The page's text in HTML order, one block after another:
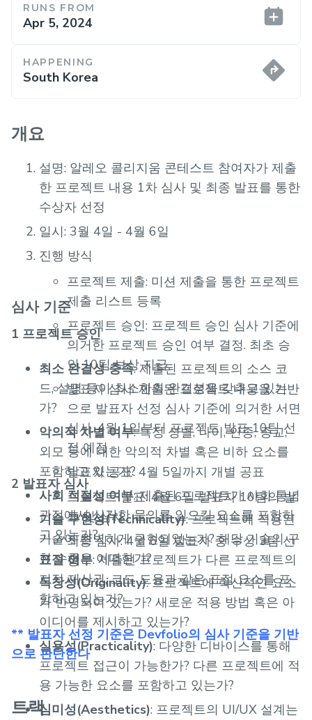
RUNS FROM
Apr 5, 2024
HAPPENING
South Korea
개요
설명: 알레오 콜리지움 콘테스트 참여자가 제출
한 프로젝트 내용 1차 심사 및 최종 발표를 통한
수상자 선정
일시: 3월 4일 - 4월 6일
진행 방식
프로젝트 제출: 미션 제출을 통한 프로젝트
제출 리스트 등록
프로젝트 승인: 프로젝트 승인 심사 기준에
의거한 프로젝트 승인 여부 결정. 최초 승
인 10팀 보상 지급
발표자 심사: 제출된 프로젝트 내용을 기반
으로 발표자 선정 심사 기준에 의거한 서면
심사. 4월 1일부터 프로젝트 발표 10팀 선
정 예정
발표자 공표: 4월 5일까지 개별 공표
프로젝트 발표: 4월 6일 발표자 10팀의 발
표 및 심사
최종 심사: 4월 6일 발표자 중 수상 3팀 선
정
심사 기준
1 프로젝트 승인
최소 완결성 충족: 제출된 프로젝트의 소스 코
드, 설명 등이 최소한의 완결성을 갖추고 있는
가?
악의적 차별 여부: 특정 성별, 나이, 인종, 종교,
외모 등에 대한 악의적 차별 혹은 비하 요소를
포함하고 있는가?
사회 적절성 여부: 제출된 프로젝트가 사회 통념
관점에서 심각한 물의를 일으킬 요소를 포함하
고 있는가?
표절 여부: 제출된 프로젝트가 다른 프로젝트의
지적 재산권, 코드 도용과 같은 표절 요소를 포
함하고 있는가?
2 발표자 심사
기술 구현성(Technicality): 프로젝트에 적용된
기술이 완벽하게 구현되었는가? 해당 기술의 구
현 수준은 어떠한가?
독창성(Originality): 프로젝트에 혁신적인 요소
가 반영되어 있는가? 새로운 적용 방법 혹은 아
이디어를 제시하고 있는가?
실용성(Practicality): 다양한 디바이스를 통해
프로젝트 접근이 가능한가? 다른 프로젝트에 적
용 가능한 요소를 포함하고 있는가?
심미성(Aesthetics): 프로젝트의 UI/UX 설계는
** 발표자 선정 기준은 Devfolio의 심사 기준을 기반
으로 판단한다
트랙